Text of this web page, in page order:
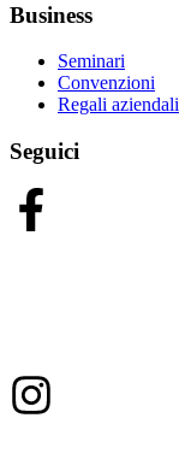
Business
Seminari
Convenzioni
Regali aziendali
Seguici